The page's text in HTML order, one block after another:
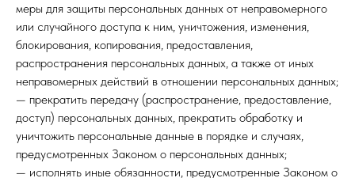
меры для защиты персональных данных от неправомерного
или случайного доступа к ним, уничтожения, изменения,
блокирования, копирования, предоставления,
распространения персональных данных, а также от иных
неправомерных действий в отношении персональных данных;
— прекратить передачу (распространение, предоставление,
доступ) персональных данных, прекратить обработку и
уничтожить персональные данные в порядке и случаях,
предусмотренных Законом о персональных данных;
— исполнять иные обязанности, предусмотренные Законом о